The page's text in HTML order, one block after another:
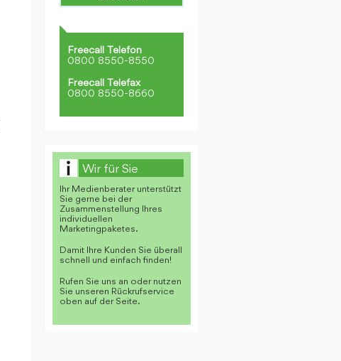
Freecall Telefon
0800 8550-8550
Freecall Telefax
0800 8550-8660
Wir für Sie
Ihr Medienberater unterstützt
Sie gerne bei der
Zusammenstellung Ihres
individuellen
Marketingpaketes.
Damit Ihre Kunden Sie überall
schnell und einfach finden!
Rufen Sie uns an oder nutzen
Sie unseren Rückrufservice
oben auf der Seite.